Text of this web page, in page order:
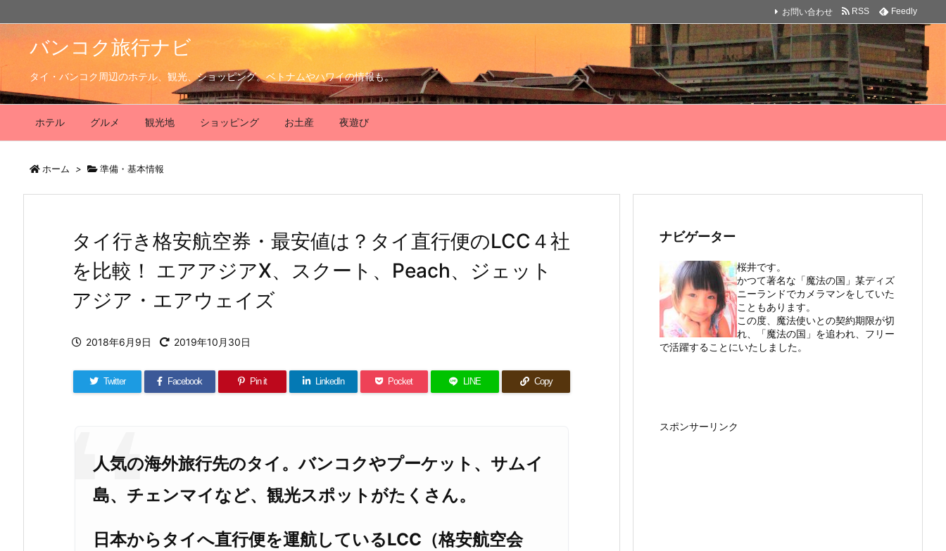
バンコク旅行ナビ
タイ・バンコク周辺のホテル、観光、ショッピング。ベトナムやハワイの情報も。
ホテル グルメ 観光地 ショッピング お土産 夜遊び
お問い合わせ RSS Feedly
ホーム > 準備・基本情報
タイ行き格安航空券・最安値は？タイ直行便のLCC４社
を比較！ エアアジアX、スクート、Peach、ジェット
アジア・エアウェイズ
2018年6月9日 2019年10月30日
Twitter Facebook Pin it LinkedIn Pocket LINE Copy
人気の海外旅行先のタイ。バンコクやプーケット、サムイ
島、チェンマイなど、観光スポットがたくさん。
日本からタイへ直行便を運航しているLCC（格安航空会
ナビゲーター
桜井です。
かつて著名な「魔法の国」某ディズ
ニーランドでカメラマンをしていた
こともあります。
この度、魔法使いとの契約期限が切
れ、「魔法の国」を追われ、フリー
で活躍することにいたしました。
スポンサーリンク